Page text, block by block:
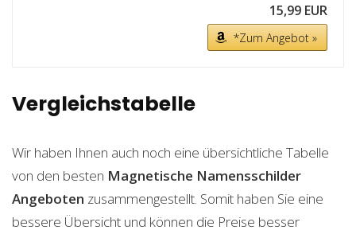
15,99 EUR
*Zum Angebot »
Vergleichstabelle
Wir haben Ihnen auch noch eine übersichtliche Tabelle
von den besten Magnetische Namensschilder
Angeboten zusammengestellt. Somit haben Sie eine
bessere Übersicht und können die Preise besser